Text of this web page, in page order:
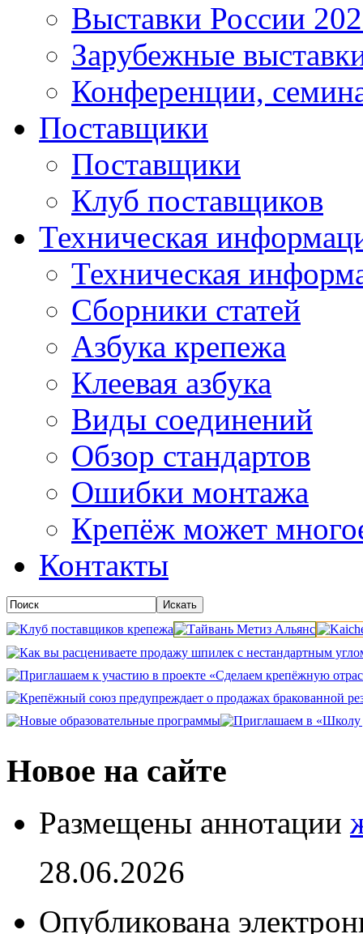
Выставки России
Зарубежные
Конференции,
Поставщики
Поставщики
Клуб поставщиков
Техническая
Техническая
Сборники статей
Азбука крепежа
Клеевая азбука
Виды соединений
Обзор стандартов
Ошибки монтажа
Крепёж может
Контакты
Новое на сайте
Размещены аннотации
28.06.2026
Опубликована